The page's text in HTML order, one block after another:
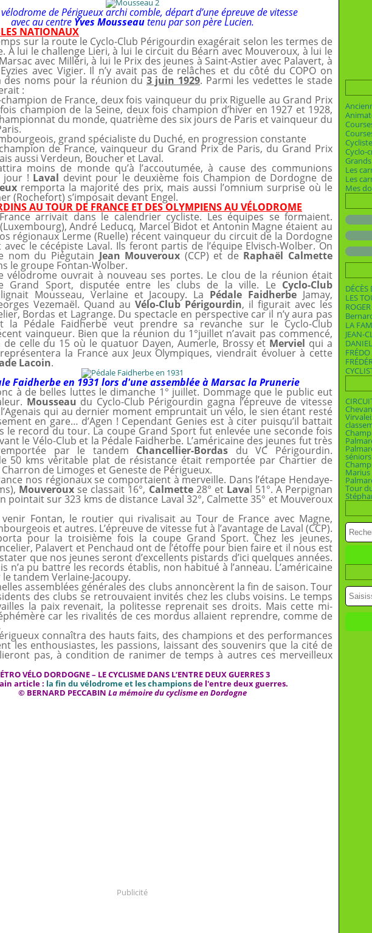
de Périgueux archi comble, départ d’une épreuve de vitesse
avec au centre Yves Mousseautenu par son père Lucien.
NATIONAUX
sur la route le Cyclo-Club Périgourdin exagérait selon les termes de
A lui le challenge Lieri, à lui le circuit du Béarn avec Mouveroux, à lui le
avec Milléri, à lui le Prix des jeunes à Saint-Astier avec Palavert, à
avec Vigier. Il n’y avait pas de relâches et du côté du COPO on
des noms pour la réunion du 3 juin 1929. Parmi les vedettes le stade
:
de France, deux fois vainqueur du prix Riguelle au Grand Prix
champion de la Seine, deux fois champion d’hiver en 1927 et 1928,
du monde, quatrième des six jours de Paris et vainqueur du
grand spécialiste du Duché, en progression constante
de France, vainqueur du Grand Prix de Paris, du Grand Prix
aussi Verdeun, Boucher et Laval.
moins de monde qu’à l’accoutumée, à cause des communions
jour ! Laval devint pour le deuxième fois Champion de Dordogne de
remporta la majorité des prix, mais aussi l’omnium surprise où le
(Rochefort) s’imposait devant Engel.
AU TOUR DE FRANCE ET DES OLYMPIENS AU VÉLODROME
arrivait dans le calendrier cycliste. Les équipes se formaient.
André Leducq, Marcel Bidot et Antonin Magne étaient au
régionaux Lerme (Ruelle) récent vainqueur du circuit de la Dordogne
le cécépiste Laval. Ils feront partis de l’équipe Elvisch-Wolber. On
nom du Piégutain Jean Mouveroux (CCP) et de Raphaël Calmette
le groupe Fontan-Wolber.
vélodrome ouvrait à nouveau ses portes. Le clou de la réunion était
Grand Sport, disputée entre les clubs de la ville. Le Cyclo-Club
Mousseau, Verlaine et Jacoupy. La Pédale Faidherbe Jamay,
Vezemaël. Quand au Vélo-Club Périgourdin, il figurait avec les
Bordas et Lagrange. Du spectacle en perspective car il n’y aura pas
la Pédale Faidherbe veut prendre sa revanche sur le Cyclo-Club
vainqueur. Bien que la réunion du 1°juillet n’avait pas commencé,
celle du 15 où le quatuor Dayen, Aumerle, Brossy et Merviel qui a
la France aux Jeux Olympiques, viendrait évoluer à cette
Lacoin.
Faidherbe en 1931 lors d'une assemblée à Marsac la Prunerie
à de belles luttes le dimanche 1° juillet. Dommage que le public eut
Mousseau du Cyclo-Club Périgourdin gagna l’épreuve de vitesse
qui au dernier moment empruntait un vélo, le sien étant resté
en gare… d’Agen ! Cependant Genies est à citer puisqu’il battait
le record du tour. La coupe Grand Sport fut enlevée une seconde fois
le Vélo-Club et la Pédale Faidherbe. L’américaine des jeunes fut très
par le tandem Chancellier-Bordas du VC Périgourdin.
50 kms véritable plat de résistance était remportée par Chartier de
de Limoges et Geneste de Périgueux.
nos régionaux se comportaient à merveille. Dans l’étape Hendaye-
Mouveroux se classait 16°, Calmette 28° et Laval 51°. A Perpignan
pointait sur 323 kms de distance Laval 32°, Calmette 35° et Mouveroux
Fontan, le routier qui rivalisait au Tour de France avec Magne,
et autres. L’épreuve de vitesse fut à l’avantage de Laval (CCP).
pour la troisième fois la coupe Grand Sport. Chez les jeunes,
Palavert et Penchaud ont de l’étoffe pour bien faire et il nous est
que nos jeunes seront d’excellents pistards d’ici quelques années.
n’a pu battre les records établis, non habitué à l’anneau. L’américaine
tandem Verlaine-Jacoupy.
assemblées générales des clubs annoncèrent la fin de saison. Tour
des clubs se retrouvaient invités chez les clubs voisins. Le temps
la paix revenait, la politesse reprenait ses droits. Mais cette mi-
car les rivalités de ces mordus allaient reprendre, comme de
connaîtra des hauts faits, des champions et des performances
les enthousiastes, les passions, laissant des souvenirs que la cité de
pas, à condition de ranimer de temps à autres ces merveilleux
VÉLO DORDOGNE – LE CYCLISME DANS L’ENTRE DEUX GUERRES 3
article : la fin du vélodrome et les championsde l'entre deux guerres.
© BERNARD PECCABIN La mémoire du cyclisme en Dordogne
Publicité
Cyclo-
Les
Les
Mes
DÉCÈS
LES
LA
JEAN-
séniors
Tour